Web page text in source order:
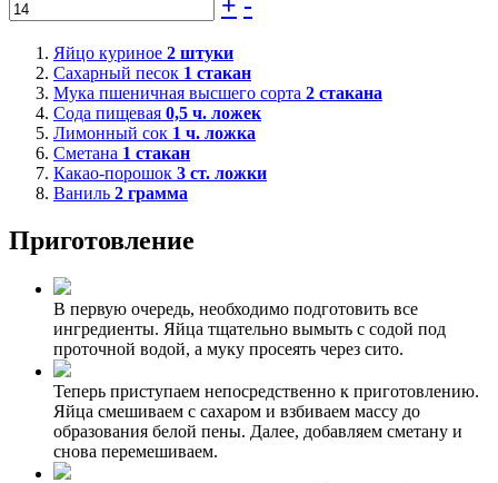
Яйцо куриное 2 штуки
Сахарный песок 1 стакан
Мука пшеничная высшего сорта 2 стакана
Сода пищевая 0,5 ч. ложек
Лимонный сок 1 ч. ложка
Сметана 1 стакан
Какао-порошок 3 ст. ложки
Ваниль 2 грамма
Приготовление
В первую очередь, необходимо подготовить все
ингредиенты. Яйца тщательно вымыть с содой под
проточной водой, а муку просеять через сито.
Теперь приступаем непосредственно к приготовлению.
Яйца смешиваем с сахаром и взбиваем массу до
образования белой пены. Далее, добавляем сметану и
снова перемешиваем.